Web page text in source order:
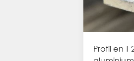
Profil en T